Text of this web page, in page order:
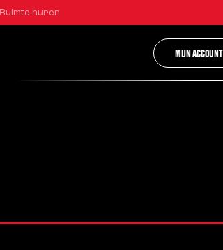
Ruimte huren
MIJN ACCOUNT